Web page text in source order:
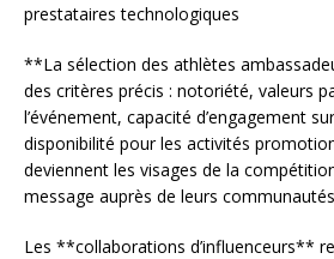
prestataires technologiques
**La sélection des athlètes
des critères précis : notoriété, valeurs
l’événement, capacité d’engagement
disponibilité pour les activités
deviennent les visages de la
message auprès de leurs
Les **collaborations d’influenceurs**